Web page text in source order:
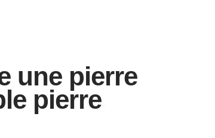
une pierre
pierre